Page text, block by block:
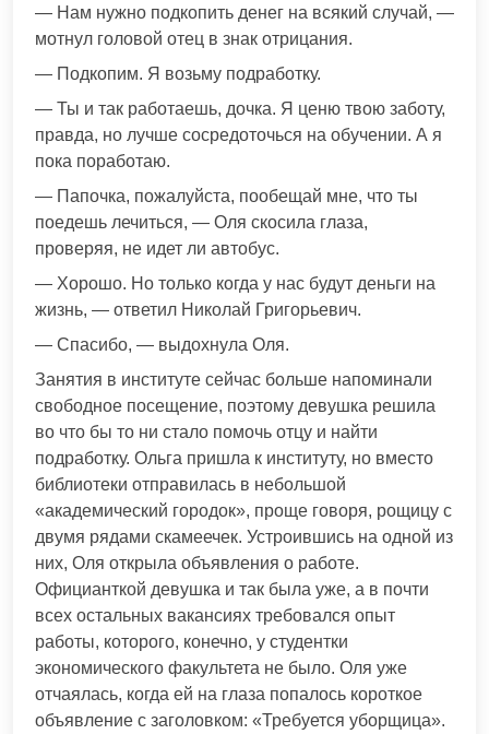
— Нам нужно подкопить денег на всякий случай, —
мотнул головой отец в знак отрицания.
— Подкопим. Я возьму подработку.
— Ты и так работаешь, дочка. Я ценю твою заботу,
правда, но лучше сосредоточься на обучении. А я
пока поработаю.
— Папочка, пожалуйста, пообещай мне, что ты
поедешь лечиться, — Оля скосила глаза,
проверяя, не идет ли автобус.
— Хорошо. Но только когда у нас будут деньги на
жизнь, — ответил Николай Григорьевич.
— Спасибо, — выдохнула Оля.
Занятия в институте сейчас больше напоминали
свободное посещение, поэтому девушка решила
во что бы то ни стало помочь отцу и найти
подработку. Ольга пришла к институту, но вместо
библиотеки отправилась в небольшой
«академический городок», проще говоря, рощицу с
двумя рядами скамеечек. Устроившись на одной из
них, Оля открыла объявления о работе.
Официанткой девушка и так была уже, а в почти
всех остальных вакансиях требовался опыт
работы, которого, конечно, у студентки
экономического факультета не было. Оля уже
отчаялась, когда ей на глаза попалось короткое
объявление с заголовком: «Требуется уборщица».